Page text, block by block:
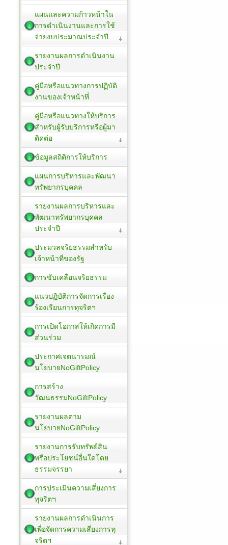
แผนและความก้าวหน้าใน
การดำเนินงานและการใช้
จ่ายงบประมาณประจำปี
รายงานผลการดำเนินงาน
ประจำปี
คู่มือหรือแนวทางการปฏิบัติ
งานของเจ้าหน้าที่
คู่มือหรือแนวทางให้บริการ
สำหรับผู้รับบริการหรือผู้มา
ติดต่อ
ข้อมูลสถิติการให้บริการ
แผนการบริหารและพัฒนา
ทรัพยากรบุคคล
รายงานผลการบริหารและ
พัฒนาทรัพยากรบุคคล
ประจำปี
ประมวลจริยธรรมสำหรับ
เจ้าหน้าที่ของรัฐ
การขับเคลื่อนจริยธรรม
แนวปฏิบัติการจัดการเรื่อง
ร้องเรียนการทุจริตฯ
การเปิดโอกาสให้เกิดการมี
ส่วนร่วม
ประกาศเจตนารมณ์
นโยบายNoGiftPolicy
การสร้าง
วัฒนธรรมNoGiftPolicy
รายงานผลตาม
นโยบายNoGiftPolicy
รายงานการรับทรัพย์สิน
หรือประโยชน์อื่นใดโดย
ธรรมจรรยา
การประเมินความเสี่ยงการ
ทุจริตฯ
รายงานผลการดำเนินการ
เพื่อจัดการความเสี่ยงการทุ
จริตฯ